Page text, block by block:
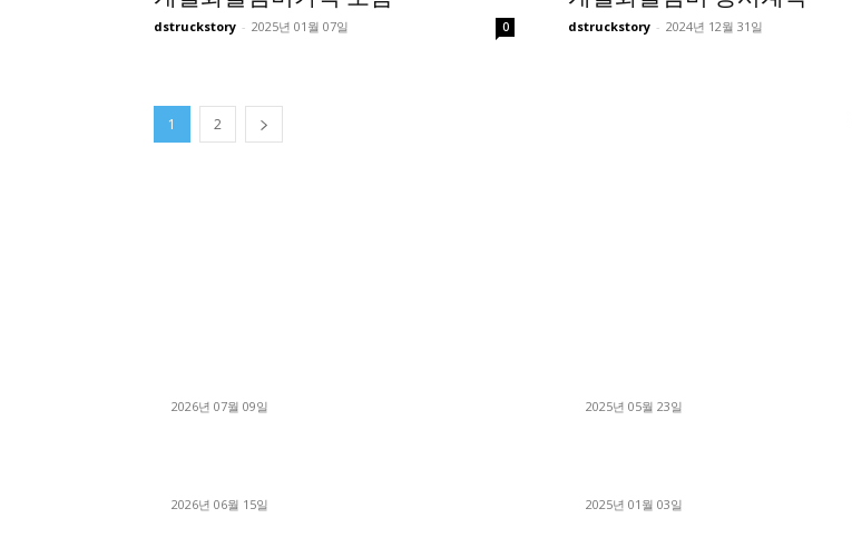
dstruckstory - 2025년 01월 07일 0 dstruckstory - 2024년 12월 31일
1 2
2026년 07월 09일
2026년 06월 15일
2025년 05월 23일
2025년 01월 03일